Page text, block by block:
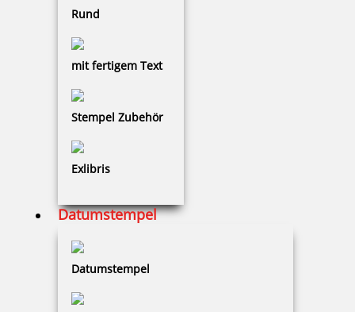
Rund
mit fertigem Text
Stempel Zubehör
Exlibris
Datumstempel
Datumstempel
19 Artikel in der Kategorie
Fußschalter für Modell 920/922/925
165,00 €